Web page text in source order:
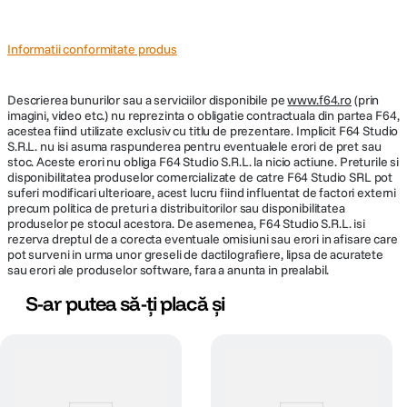
Gardian nocturn cu lumina si alarma
Energie pentru toata viata cu panoul solar
Pastreaza bateria plina, astfel incat nu trebuie sa o faceti dumneavoastra.
Informatii conformitate produs
Descrierea bunurilor sau a serviciilor disponibile pewww.f64.ro(prin
imagini, video etc.) nu reprezinta o obligatie contractuala din partea F64,
acestea fiind utilizate exclusiv cu titlu de prezentare. Implicit F64 Studio
S.R.L. nu isi asuma raspunderea pentru eventualele erori de pret sau
stoc. Aceste erori nu obliga F64 Studio S.R.L. la nicio actiune. Preturile si
disponibilitatea produselor comercializate de catre F64 Studio SRL pot
suferi modificari ulterioare, acest lucru fiind influentat de factori externi
precum politica de preturi a distribuitorilor sau disponibilitatea
produselor pe stocul acestora. De asemenea, F64 Studio S.R.L. isi
rezerva dreptul de a corecta eventuale omisiuni sau erori in afisare care
pot surveni in urma unor greseli de dactilografiere, lipsa de acuratete
sau erori ale produselor software, fara a anunta in prealabil.
S-ar putea să-ți placă și